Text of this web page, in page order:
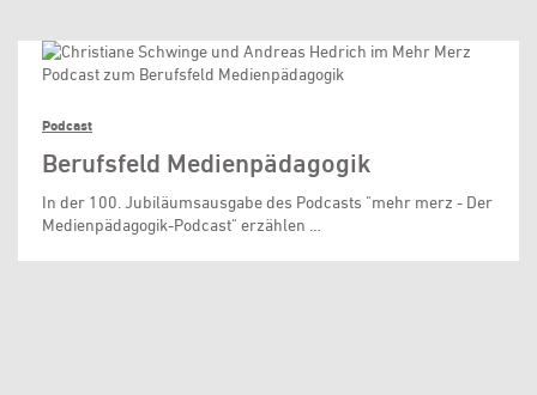
Podcast
Berufsfeld Medienpädagogik
In der 100. Jubiläumsausgabe des Podcasts "mehr merz - Der
Medienpädagogik-Podcast" erzählen …